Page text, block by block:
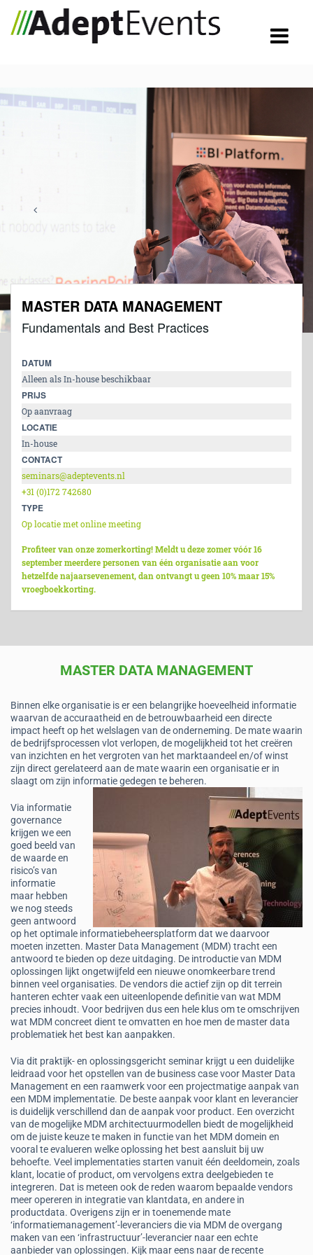
MASTER DATA MANAGEMENT
Fundamentals and Best Practices
DATUM
Alleen als In-house beschikbaar
PRIJS
Op aanvraag
LOCATIE
In-house
CONTACT
seminars@adeptevents.nl
+31 (0)172 742680
TYPE
Op locatie met online meeting
Profiteer van onze zomerkorting! Meldt u deze zomer vóór 16
september meerdere personen van één organisatie aan voor
hetzelfde najaarsevenement, dan ontvangt u geen 10% maar 15%
vroegboekkorting.
MASTER DATA MANAGEMENT
Binnen elke organisatie is er een belangrijke hoeveelheid informatie
waarvan de accuraatheid en de betrouwbaarheid een directe
impact heeft op het welslagen van de onderneming. De mate waarin
de bedrijfsprocessen vlot verlopen, de mogelijkheid tot het creëren
van inzichten en het vergroten van het marktaandeel en/of winst
zijn direct gerelateerd aan de mate waarin een organisatie er in
slaagt om zijn informatie gedegen te beheren.
Via informatie
governance
krijgen we een
goed beeld van
de waarde en
risico’s van
informatie
maar hebben
we nog steeds
geen antwoord
op het optimale informatiebeheersplatform dat we daarvoor
moeten inzetten. Master Data Management (MDM) tracht een
antwoord te bieden op deze uitdaging. De introductie van MDM
oplossingen lijkt ongetwijfeld een nieuwe onomkeerbare trend
binnen veel organisaties. De vendors die actief zijn op dit terrein
hanteren echter vaak een uiteenlopende definitie van wat MDM
precies inhoudt. Voor bedrijven dus een hele klus om te omschrijven
wat MDM concreet dient te omvatten en hoe men de master data
problematiek het best kan aanpakken.
Via dit praktijk- en oplossingsgericht seminar krijgt u een duidelijke
leidraad voor het opstellen van de business case voor Master Data
Management en een raamwerk voor een projectmatige aanpak van
een MDM implementatie. De beste aanpak voor klant en leverancier
is duidelijk verschillend dan de aanpak voor product. Een overzicht
van de mogelijke MDM architectuurmodellen biedt de mogelijkheid
om de juiste keuze te maken in functie van het MDM domein en
vooral te evalueren welke oplossing het best aansluit bij uw
behoefte. Veel implementaties starten vanuit één deeldomein, zoals
klant, locatie of product, om vervolgens extra deelgebieden te
integreren. Dat is meteen ook de reden waarom bepaalde vendors
meer opereren in integratie van klantdata, en andere in
productdata. Overigens zijn er in toenemende mate
‘informatiemanagement’-leveranciers die via MDM de overgang
maken van een ‘infrastructuur’-leverancier naar een echte
aanbieder van oplossingen. Kijk maar eens naar de recente